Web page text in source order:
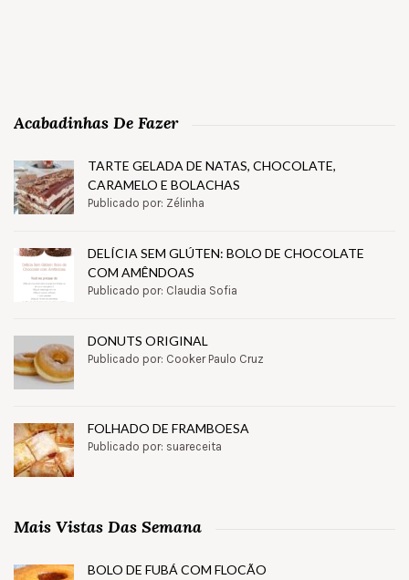
Acabadinhas De Fazer
TARTE GELADA DE NATAS, CHOCOLATE,
CARAMELO E BOLACHAS
Publicado por: Zélinha
DELÍCIA SEM GLÚTEN: BOLO DE CHOCOLATE
COM AMÊNDOAS
Publicado por: Claudia Sofia
DONUTS ORIGINAL
Publicado por: Cooker Paulo Cruz
FOLHADO DE FRAMBOESA
Publicado por: suareceita
Mais Vistas Das Semana
BOLO DE FUBÁ COM FLOCÃO